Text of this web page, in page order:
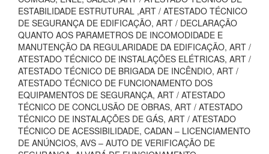
ESTABILIDADE ESTRUTURAL ,ART / ATESTADO TÉCNICO
DE SEGURANÇA DE EDIFICAÇÃO, ART / DECLARAÇÃO
QUANTO AOS PARAMETROS DE INCOMODIDADE E
MANUTENÇÃO DA REGULARIDADE DA EDIFICAÇÃO, ART /
ATESTADO TÉCNICO DE INSTALAÇÕES ELÉTRICAS, ART /
ATESTADO TÉCNICO DE BRIGADA DE INCÊNDIO, ART /
ATESTADO TÉCNICO DE FUNCIONAMENTO DOS
EQUIPAMENTOS DE SEGURANÇA, ART / ATESTADO
TÉCNICO DE CONCLUSÃO DE OBRAS, ART / ATESTADO
TÉCNICO DE INSTALAÇÕES DE GÁS, ART / ATESTADO
TÉCNICO DE ACESSIBILIDADE, CADAN – LICENCIAMENTO
DE ANÚNCIOS, AVS – AUTO DE VERIFICAÇÃO DE